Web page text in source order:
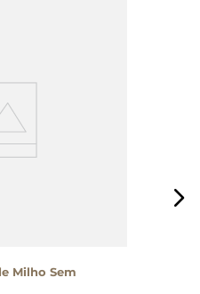
Milho Sem